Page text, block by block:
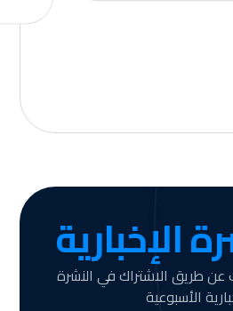
الإخبارية
عن طريق الاشتراك في النشرة
الأسبوعية